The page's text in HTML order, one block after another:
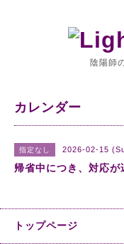
陰陽師
カレンダー
指定なし 2026-02-15
帰省中につき、対応が
トップページ